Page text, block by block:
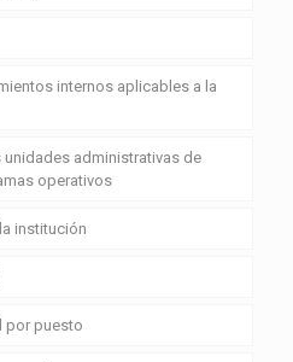
internos aplicables a la
administrativas de
operativos
institución
por puesto